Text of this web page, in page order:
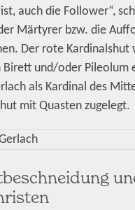
auch die Follower“,
Märtyrer bzw. die
Der rote Kardinalshut
Birett und/oder Pileolum
als Kardinal des
mit Quasten zugelegt.